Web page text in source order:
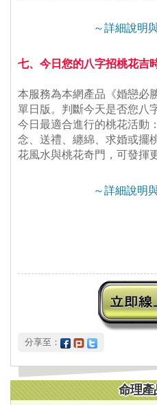
～詳細說明
七、今日您的八字招桃花吉
本服務為本網產品《婚戀必
單日版。判斷今天是否您八
今日最適合進行的桃花活動
念、送禮、纏綿、求婚或
花風水與桃花奇門，可發揮
～詳細說明
分享至：
命理產